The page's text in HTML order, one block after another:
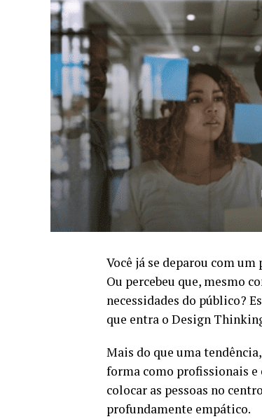
Você já se deparou com
Ou percebeu que, mesmo
necessidades do público?
que entra o Design
Mais do que uma
forma como profissionais e
colocar as pessoas no
profundamente empático.